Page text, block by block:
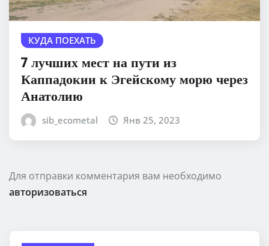
КУДА ПОЕХАТЬ
7 лучших мест на пути из
Каппадокии к Эгейскому морю через
Анатолию
sib_ecometal Янв 25, 2023
Для отправки комментария вам необходимо
авторизоваться